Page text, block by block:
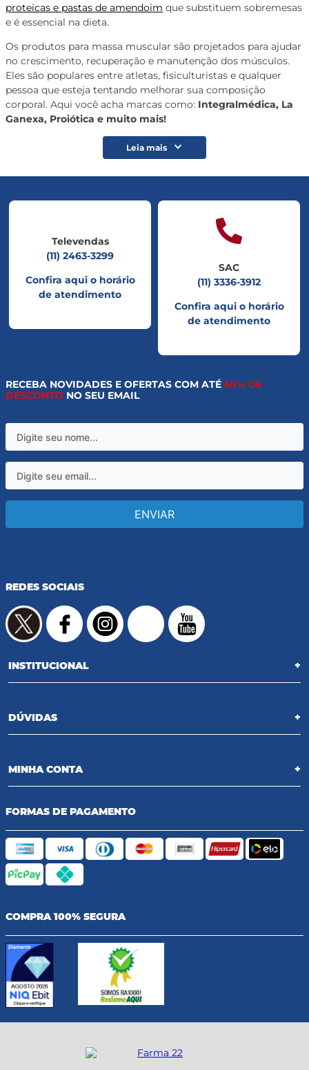
proteicas e pastas de amendoim que substituem sobremesas
e é essencial na dieta.
Os produtos para massa muscular são projetados para ajudar
no crescimento, recuperação e manutenção dos músculos.
Eles são populares entre atletas, fisiculturistas e qualquer
pessoa que esteja tentando melhorar sua composição
corporal. Aqui você acha marcas como: Integralmédica, La
Ganexa, Proiótica e muito mais!
Leia mais
Televendas
(11) 2463-3299
Confira aqui o horário
de atendimento
SAC
(11) 3336-3912
Confira aqui o horário
de atendimento
RECEBA NOVIDADES E OFERTAS COM ATÉ 50% DE
DESCONTO NO SEU EMAIL
ENVIAR
REDES SOCIAIS
INSTITUCIONAL +
DÚVIDAS +
MINHA CONTA +
FORMAS DE PAGAMENTO
COMPRA 100% SEGURA